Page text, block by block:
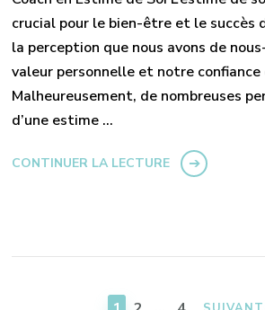
crucial pour le bien-être et le succès
la perception que nous avons de
valeur personnelle et notre confiance
Malheureusement, de nombreuses
d’une estime …
CONTINUER LA LECTURE